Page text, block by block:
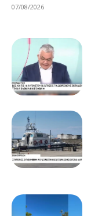
07/08/2026